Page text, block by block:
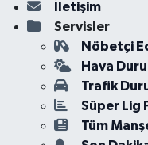
İletişim
Servisler
Nöbetçi
Hava
Trafik
Süper Lig
Tüm